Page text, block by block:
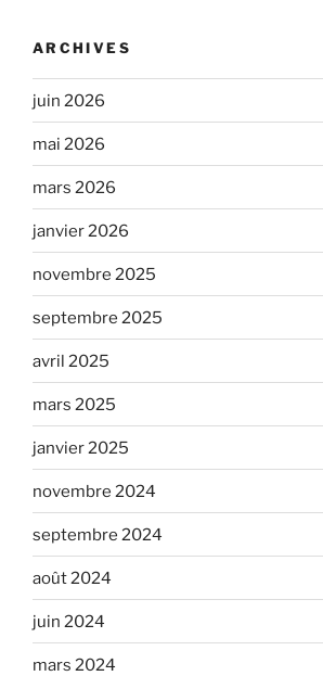
ARCHIVES
juin 2026
mai 2026
mars 2026
janvier 2026
novembre 2025
septembre 2025
avril 2025
mars 2025
janvier 2025
novembre 2024
septembre 2024
août 2024
juin 2024
mars 2024